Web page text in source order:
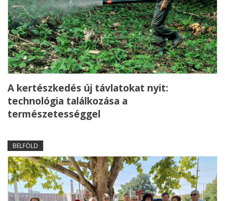
A kertészkedés új távlatokat nyit:
technológia találkozása a
természetességgel
BELFÖLD